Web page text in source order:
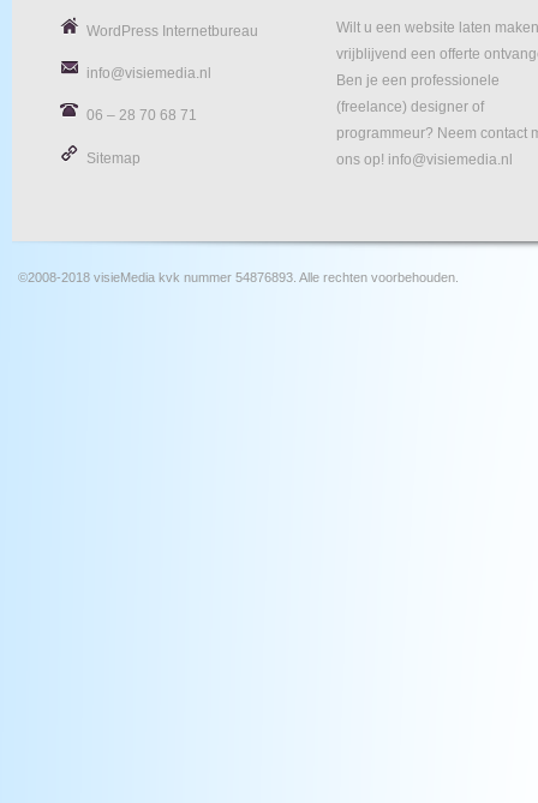
WordPress Internetbureau
info@visiemedia.nl
06 – 28 70 68 71
Sitemap
Wilt u een website laten
vrijblijvend een offerte
Ben je een professionele
(freelance) designer of
programmeur? Neem contact
ons op! info@visiemedia.nl
©2008-2018 visieMedia kvk nummer 54876893. Alle rechten voorbehouden.